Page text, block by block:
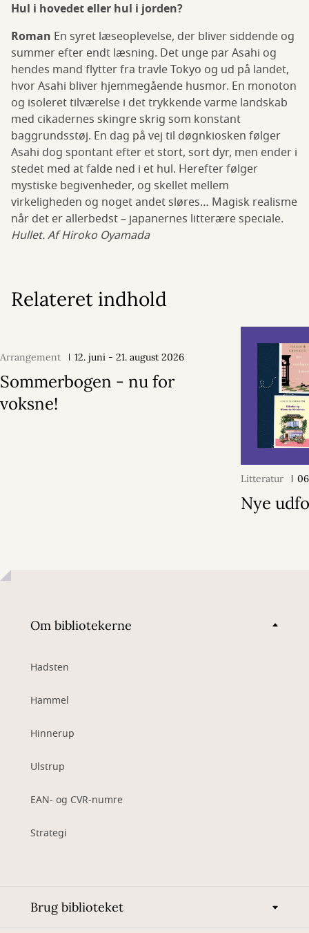
Hul i hovedet eller hul i jorden?
Roman En syret læseoplevelse, der bliver siddende og
summer efter endt læsning. Det unge par Asahi og
hendes mand flytter fra travle Tokyo og ud på landet,
hvor Asahi bliver hjemmegående husmor. En monoton
og isoleret tilværelse i det trykkende varme landskab
med cikadernes skingre skrig som konstant
baggrundsstøj. En dag på vej til døgnkiosken følger
Asahi dog spontant efter et stort, sort dyr, men ender i
stedet med at falde ned i et hul. Herefter følger
mystiske begivenheder, og skellet mellem
virkeligheden og noget andet sløres… Magisk realisme
når det er allerbedst – japanernes litterære speciale.
Hullet. Af Hiroko Oyamada
Relateret indhold
Arrangement 12. juni - 21. august 2026
Sommerbogen - nu for
voksne!
Litteratur
Nye
Om bibliotekerne
Hadsten
Hammel
Hinnerup
Ulstrup
EAN- og CVR-numre
Strategi
Brug biblioteket